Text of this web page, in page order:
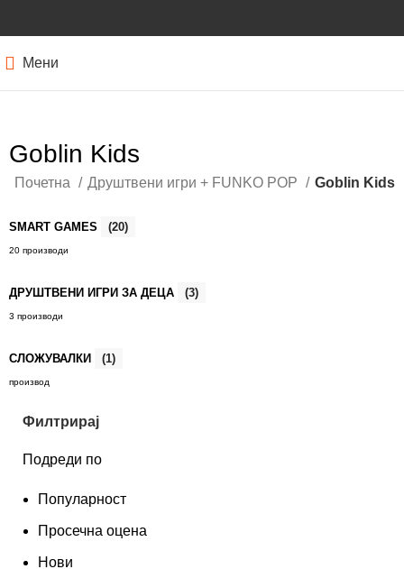
Мени
Goblin Kids
Почетна Друштвени игри + FUNKO POP Goblin Kids
SMART GAMES (20)
20 производи
ДРУШТВЕНИ ИГРИ ЗА ДЕЦА (3)
3 производи
СЛОЖУВАЛКИ (1)
производ
Филтрирај
Подреди по
Популарност
Просечна оцена
Нови